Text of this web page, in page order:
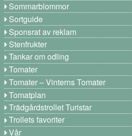
Sommarblommor
Sortguide
Sponsrat av reklam
Stenfrukter
Tankar om odling
Tomater
Tomater – Vinterns Tomater
Tomatplan
Trädgårdstrollet Turistar
Trollets favoriter
Vår